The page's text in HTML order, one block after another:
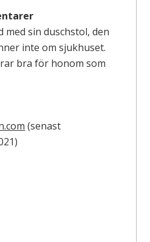
med sin duschstol, den
inte om sjukhuset.
bra för honom som
(senast